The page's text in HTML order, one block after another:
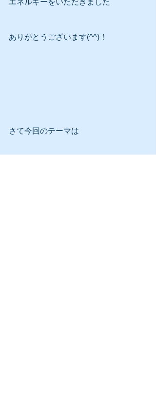
エネルギーをいただきました
ありがとうございます(^^)！
さて今回のテーマは